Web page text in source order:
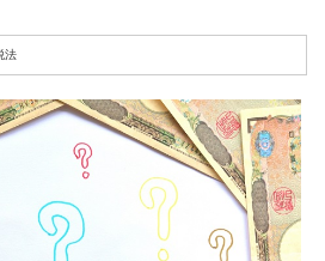
法